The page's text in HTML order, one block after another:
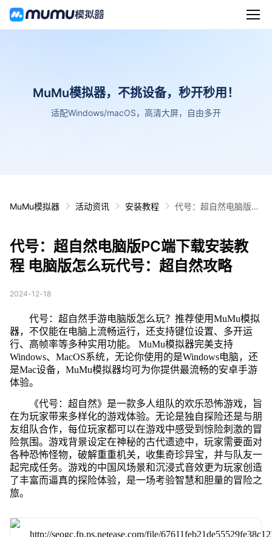
MuMu模拟器，不挑设备，秒开秒用！
适配Windows/macOS，高清大屏，自由多开
MuMu模拟器 活动资讯 安装教程
代号：超自然电脑版P
攻略
代号：超自然电脑版PC端下载安装教
程 电脑版怎么玩代号：超自然攻略
2024-12-18
代号：超自然手游电脑版怎么玩？推荐使用MuMu模拟
器，不仅能在电脑上流畅运行，还支持键位设置、多开运
行、高帧率等多种实用功能。 MuMu模拟器完美支持
Windows、MacOS系统，无论你使用的是Windows电脑，还
是Mac设备，MuMu模拟器均可为你提供最流畅的安卓手游
体验。
《代号：超自然》是一款多人组队的欢乐恐怖游戏，旨
在为玩家带来多样化的游戏体验。无论是独自探险还是与朋
友组队合作，每位玩家都可以在游戏中感受到惊险刺激的冒
险氛围。游戏背景设定在神秘的古代遗迹中，玩家需要面对
各种恐怖怪物，破解重重机关，收集奇珍异宝，并与队友一
起完成任务。游戏的中国风场景和沉浸式音效更为玩家创造
了丰富而逼真的探险体验，是一场考验智慧和胆量的冒险之
旅。